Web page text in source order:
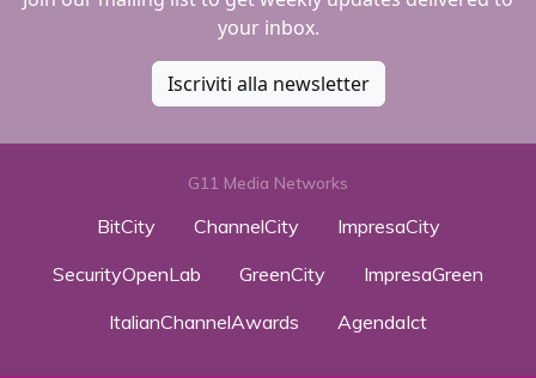
your inbox.
Iscriviti alla newsletter
G11 Media Networks
BitCity ChannelCity
ImpresaCity
SecurityOpenLab
GreenCity
ImpresaGreen
ItalianChannelAwards
AgendaIct